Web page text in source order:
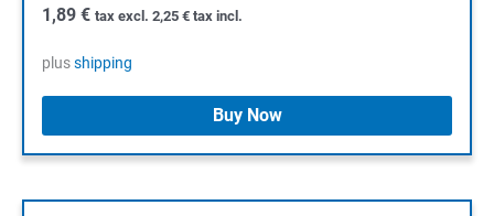
1,89 € tax excl. 2,25 € tax incl.
plusshipping
Buy Now